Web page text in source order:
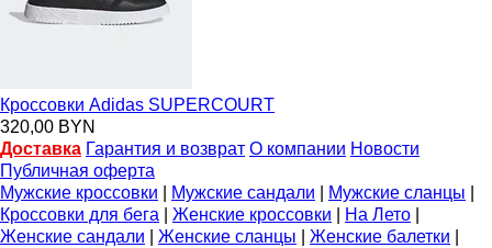
Кроссовки Adidas SUPERCOURT
320,00 BYN
Доставка Гарантия и возврат О компании Новости
Публичная оферта
Мужские кроссовки
Мужские сандали Мужские сланцы
Кроссовки для бега
Женские кроссовки На Лето
Женские сандали
Женские сланцы Женские балетки